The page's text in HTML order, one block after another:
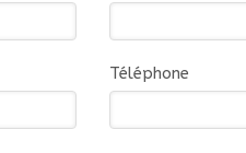
Téléphone